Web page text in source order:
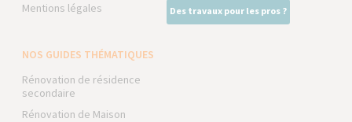
Mentions légales
Des travaux pour les pros ?
NOS GUIDES THÉMATIQUES
Rénovation de résidence
secondaire
Rénovation de Maison